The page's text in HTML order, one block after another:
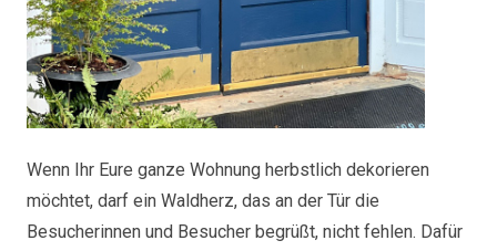
Wenn Ihr Eure ganze Wohnung herbstlich dekorieren
möchtet, darf ein Waldherz, das an der Tür die
Besucherinnen und Besucher begrüßt, nicht fehlen. Dafür